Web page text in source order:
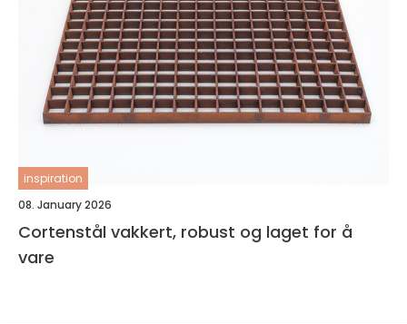
inspiration
08. January 2026
Cortenstål vakkert, robust og laget for å
vare